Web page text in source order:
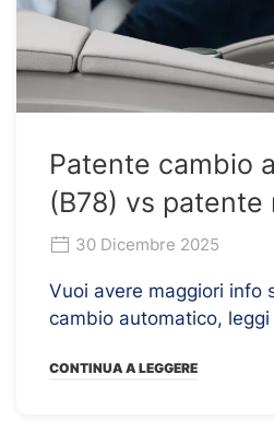
Patente cambio
(B78) vs patente
30 Dicembre 2025
Vuoi avere maggiori info
cambio automatico, leggi
CONTINUA A LEGGERE